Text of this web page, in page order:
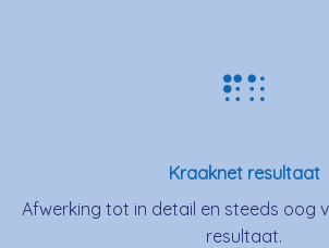
Kraaknet resultaat
Afwerking tot in detail en steeds oog
resultaat.